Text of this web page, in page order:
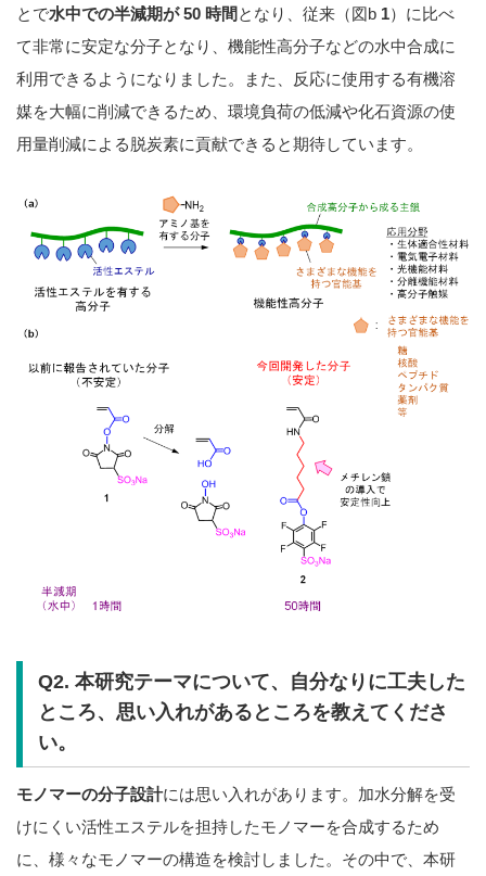
とで水中での半減期が 50 時間 となり、従来（図b 1）に比べ
て非常に安定な分子となり、機能性高分子などの水中合成に
利用できるようになりました。また、反応に使用する有機溶
媒を大幅に削減できるため、環境負荷の低減や化石資源の使
用量削減による脱炭素に貢献できると期待しています。
Q2. 本研究テーマについて、自分なりに工夫した
ところ、思い入れがあるところを教えてくださ
い。
モノマーの分子設計には思い入れがあります。加水分解を受
けにくい活性エステルを担持したモノマーを合成するため
に、様々なモノマーの構造を検討しました。その中で、本研